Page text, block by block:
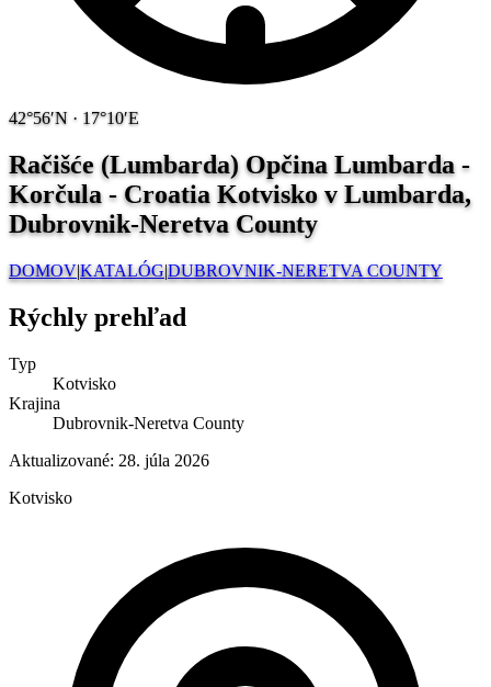
42°56′N · 17°10′E
Račišće (Lumbarda) Opčina Lumbarda -
Korčula - CroatiaKotvisko v Lumbarda,
Dubrovnik-Neretva County
DOMOV|KATALÓG|DUBROVNIK-NERETVA COUNTY
Rýchly prehľad
Typ
Kotvisko
Krajina
Dubrovnik-Neretva County
Aktualizované: 28. júla 2026
Kotvisko